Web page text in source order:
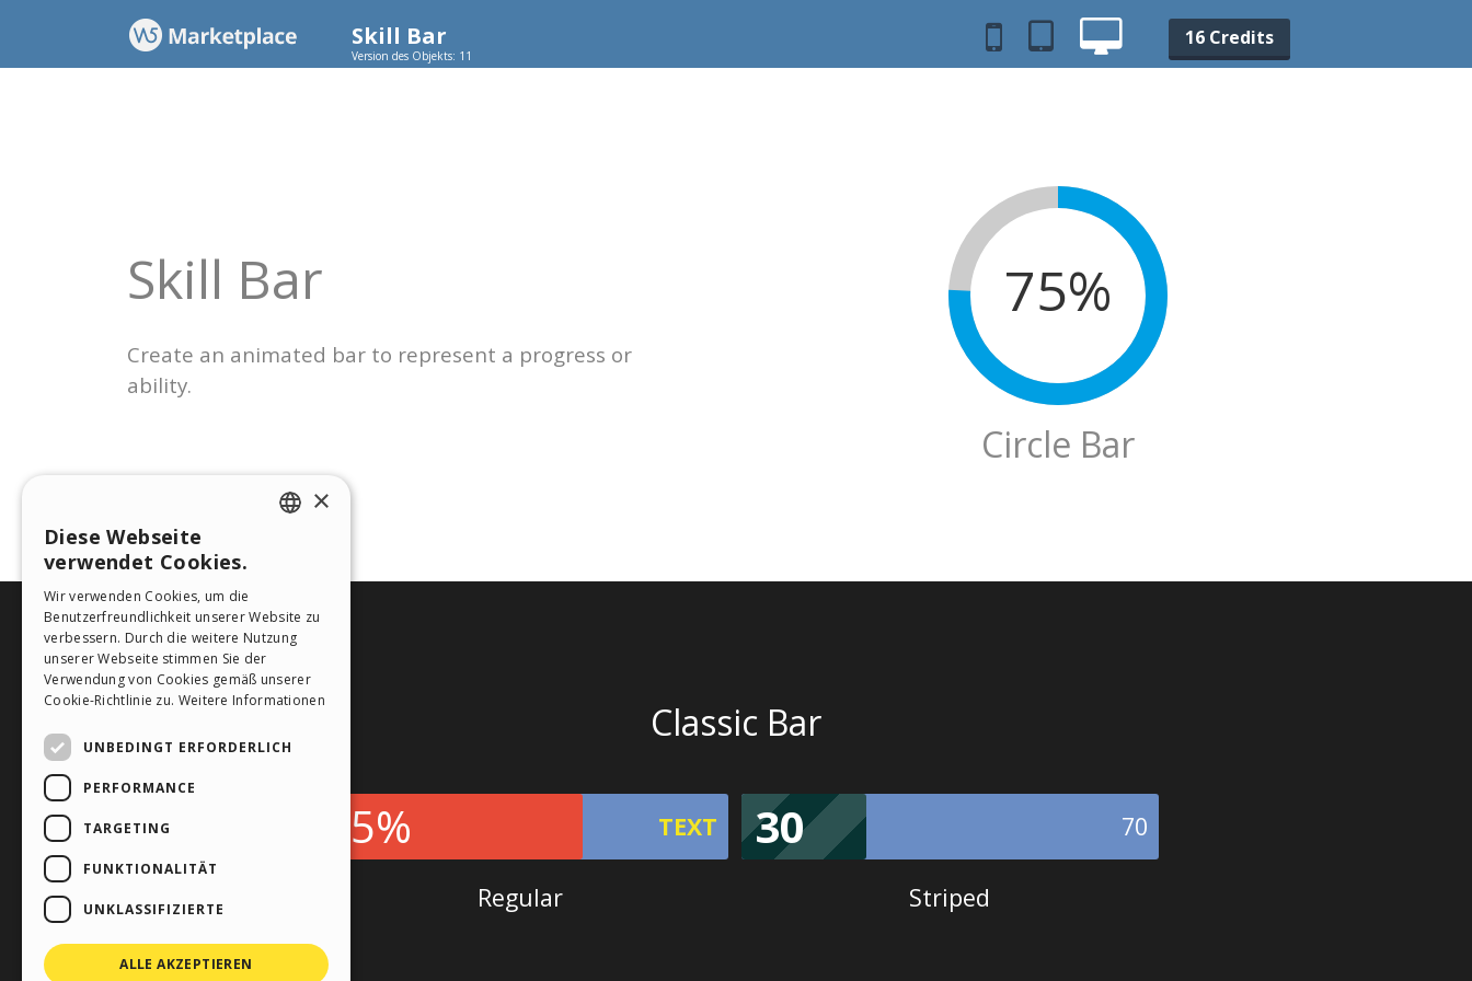
Skill Bar
Version des Objekts: 11
16 Credits
GERMAN
SPANISH
PORTUGUESE
×
Diese Webseite
verwendet Cookies.
Wir verwenden Cookies, um die
Benutzerfreundlichkeit unserer Website zu
verbessern. Durch die weitere Nutzung
unserer Webseite stimmen Sie der
Verwendung von Cookies gemäß unserer
Cookie-Richtlinie zu. Weitere Informationen
UNBEDINGT ERFORDERLICH
PERFORMANCE
TARGETING
FUNKTIONALITÄT
UNKLASSIFIZIERTE
ALLE AKZEPTIEREN